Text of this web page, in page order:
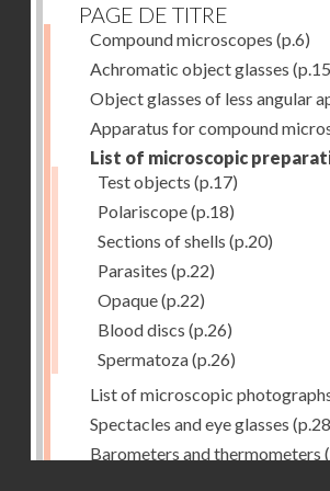
PAGE DE TITRE
Compound microscopes (p.6)
Achromatic object glasses
Object glasses of less angular
Apparatus for compound
List of microscopic
Test objects (p.17)
Polariscope(p.18)
Sections of shells (p.20)
Parasites (p.22)
Opaque(p.22)
Blood discs (p.26)
Spermatoza(p.26)
List of microscopic
Spectacles and eye glasses
Barometers and thermometers